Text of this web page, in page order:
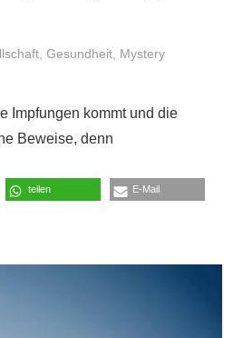
, Gesundheit, Mystery
Impfungen kommt und die
Beweise, denn
teilen E-Mail